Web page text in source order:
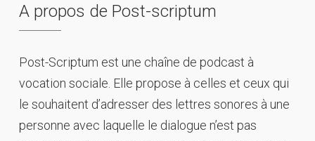
A propos de Post-scriptum
Post-Scriptum est une chaîne de podcast à
vocation sociale. Elle propose à celles et ceux qui
le souhaitent d’adresser des lettres sonores à une
personne avec laquelle le dialogue n’est pas